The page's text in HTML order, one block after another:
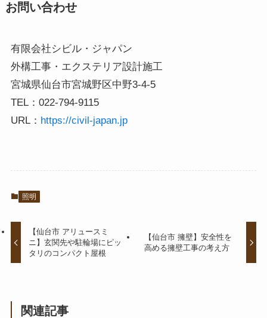
お問い合わせ
有限会社シビル・ジャパン
外構工事・エクステリア設計施工
宮城県仙台市宮城野区中野3-4-5
TEL：022-794-9115
URL： https://civil-japan.jp
照明
【仙台市 アリュースミ
ニ】玄関先や駐輪場にピッ
タリのコンパクト屋根
【仙台市 擁壁】安全性を
高める擁壁工事の考え方
関連記事